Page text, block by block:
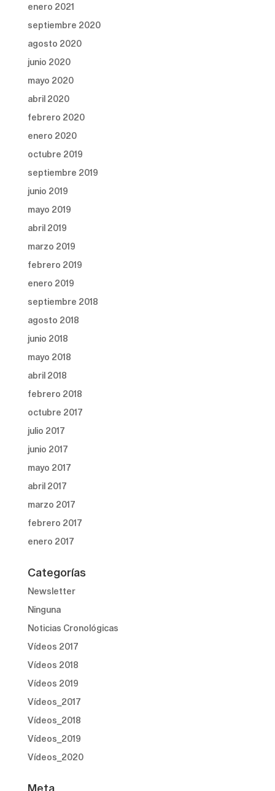
enero 2021
septiembre 2020
agosto 2020
junio 2020
mayo 2020
abril 2020
febrero 2020
enero 2020
octubre 2019
septiembre 2019
junio 2019
mayo 2019
abril 2019
marzo 2019
febrero 2019
enero 2019
septiembre 2018
agosto 2018
junio 2018
mayo 2018
abril 2018
febrero 2018
octubre 2017
julio 2017
junio 2017
mayo 2017
abril 2017
marzo 2017
febrero 2017
enero 2017
Categorías
Newsletter
Ninguna
Noticias Cronológicas
Vídeos 2017
Vídeos 2018
Vídeos 2019
Vídeos_2017
Vídeos_2018
Vídeos_2019
Vídeos_2020
Meta